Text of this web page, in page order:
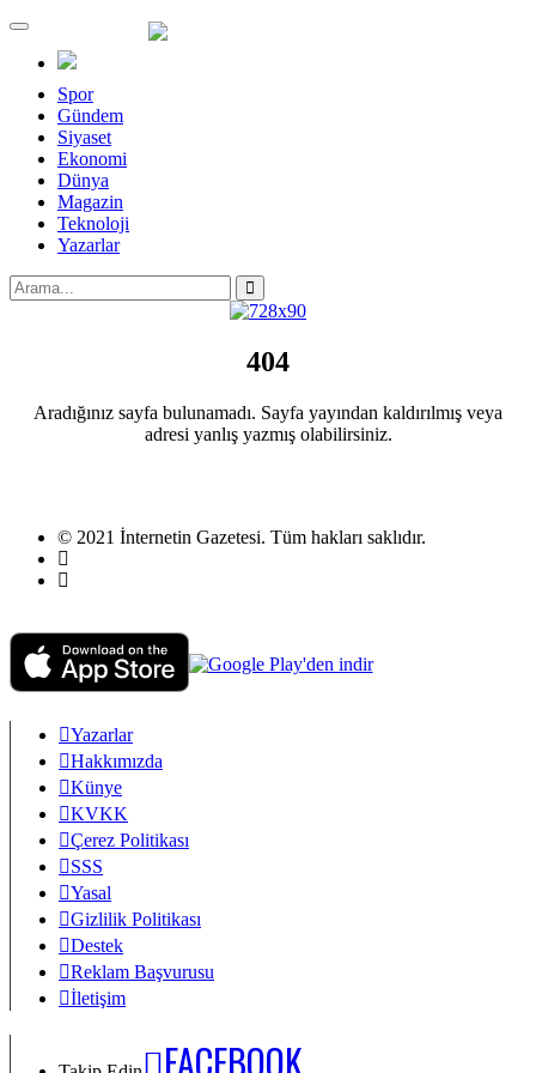
Menü
Spor
Gündem
Siyaset
Ekonomi
Dünya
Magazin
Teknoloji
Yazarlar
404
Aradığınız sayfa bulunamadı. Sayfa yayından kaldırılmış veya
adresi yanlış yazmış olabilirsiniz.
© 2021 İnternetin Gazetesi. Tüm hakları saklıdır.
Yazarlar
Hakkımızda
Künye
KVKK
Çerez Politikası
SSS
Yasal
Gizlilik Politikası
Destek
Reklam Başvurusu
İletişim
FACEBOOK